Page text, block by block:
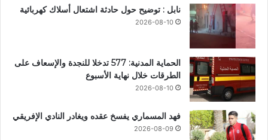
نابل : توضيح حول حادثة اشتعال أسلاك كهربائية
2026-08-10
الحماية المدنية: 577 تدخلا للنجدة والإسعاف على
الطرقات خلال نهاية الأسبوع
2026-08-10
فهد المسماري يفسخ عقده ويغادر النادي الإفريقي
2026-08-09